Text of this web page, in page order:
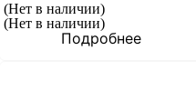
(Нет в наличии)
(Нет в наличии)
Подробнее